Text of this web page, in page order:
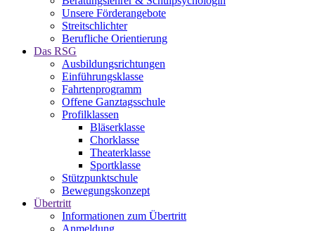
Unsere Förderangebote
Streitschlichter
Berufliche Orientierung
Das RSG
Ausbildungsrichtungen
Einführungsklasse
Fahrtenprogramm
Offene Ganztagsschule
Profilklassen
Bläserklasse
Chorklasse
Theaterklasse
Sportklasse
Stützpunktschule
Bewegungskonzept
Übertritt
Informationen zum Übertritt
Anmeldung